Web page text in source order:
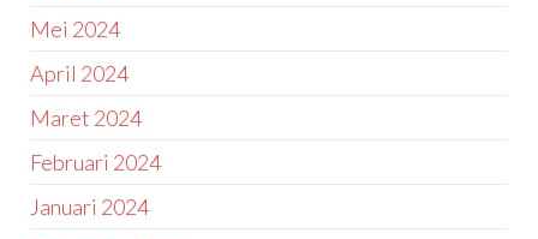
Mei 2024
April 2024
Maret 2024
Februari 2024
Januari 2024